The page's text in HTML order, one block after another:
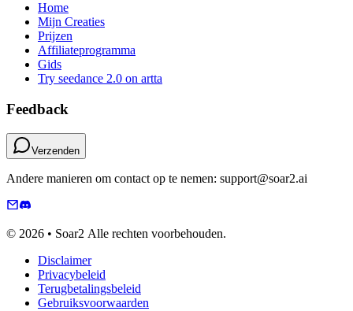
Home
Mijn Creaties
Prijzen
Affiliateprogramma
Gids
Try seedance 2.0 on artta
Feedback
Verzenden
Andere manieren om contact op te nemen: support@soar2.ai
© 2026 • Soar2 Alle rechten voorbehouden.
Disclaimer
Privacybeleid
Terugbetalingsbeleid
Gebruiksvoorwaarden